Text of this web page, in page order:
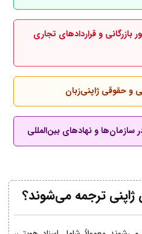
بازرگانی و قراردادهای تجاری
و حقوقی ژاپنی‌زبان
سازمان‌ها و نهادهای بین‌المللی
ژاپنی ترجمه می‌شوند؟